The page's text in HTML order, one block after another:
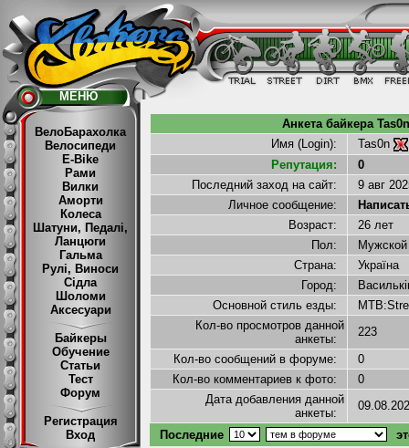
ВелоБарахолка
Велосипеди
E-Bike
Рами
Вилки
Аморти
Колеса
Шатуни, Педалі,
Ланцюги
Гальма
Рулі, Виноси
Сідла
Шоломи
Аксесуари
Байкеры
Обучение
Статьи
Тест
Форум
Регистрация
Вход
МЕНЮ
Анкета байкера
Имя (Login):
Tas0n
Репутация:
0
Последний заход на сайт:
9 авг
Личное сообщение:
Написать
Возраст:
26 лет
Пол:
Страна:
Україна
Город:
Основной стиль езды:
Кол-во просмотров данной
анкеты:
223
Кол-во сообщений в форуме:
0
Кол-во комментариев к фото:
0
Дата добавления данной
анкеты:
Последние